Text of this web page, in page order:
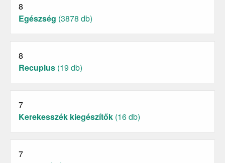
8
Egészség (3878 db)
8
Recuplus (19 db)
7
Kerekesszék kiegészítők (16 db)
7